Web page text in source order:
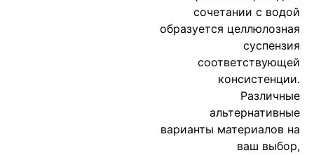
сочетании с водой
образуется целлюлозная
суспензия
соответствующей
консистенции.
Различные
альтернативные
варианты материалов на
ваш выбор,